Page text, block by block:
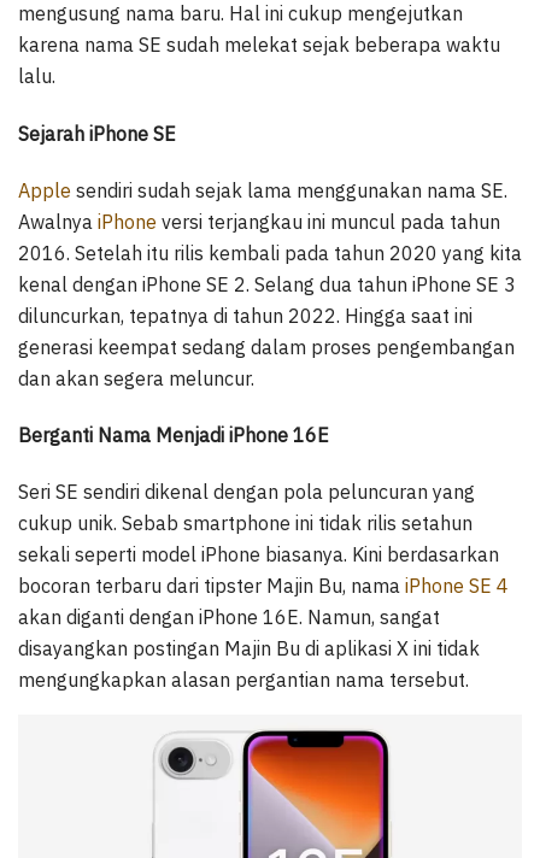
mengusung nama baru. Hal ini cukup mengejutkan
karena nama SE sudah melekat sejak beberapa waktu
lalu.
Sejarah iPhone SE
Apple sendiri sudah sejak lama menggunakan nama SE.
Awalnya iPhone versi terjangkau ini muncul pada tahun
2016. Setelah itu rilis kembali pada tahun 2020 yang kita
kenal dengan iPhone SE 2. Selang dua tahun iPhone SE 3
diluncurkan, tepatnya di tahun 2022. Hingga saat ini
generasi keempat sedang dalam proses pengembangan
dan akan segera meluncur.
Berganti Nama Menjadi iPhone 16E
Seri SE sendiri dikenal dengan pola peluncuran yang
cukup unik. Sebab smartphone ini tidak rilis setahun
sekali seperti model iPhone biasanya. Kini berdasarkan
bocoran terbaru dari tipster Majin Bu, nama iPhone SE 4
akan diganti dengan iPhone 16E. Namun, sangat
disayangkan postingan Majin Bu di aplikasi X ini tidak
mengungkapkan alasan pergantian nama tersebut.